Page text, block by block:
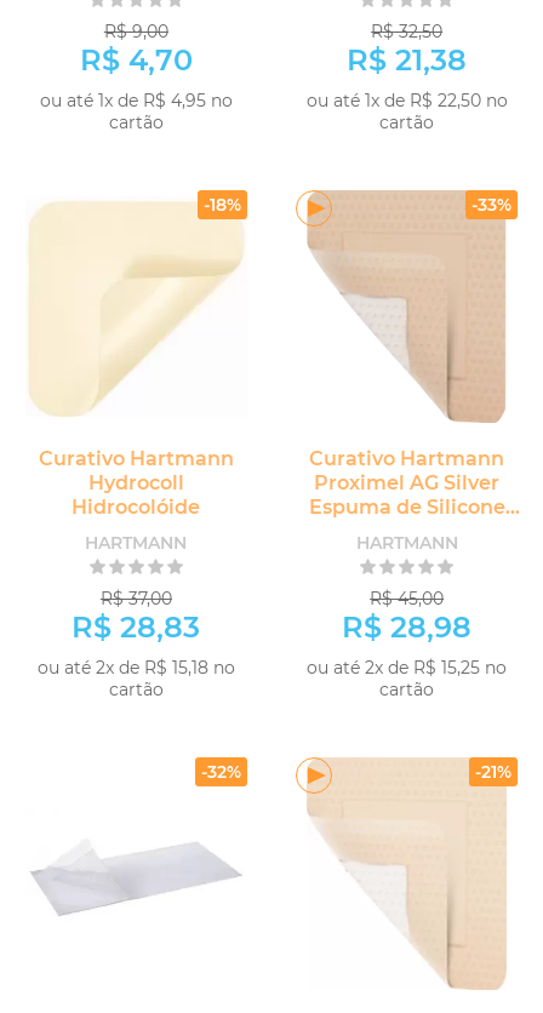
R$ 9,00
R$ 4,70
ou até 1x de R$ 4,95 no
cartão
R$ 32,50
R$ 21,38
ou até 1x de R$ 22,50 no
cartão
-18%
Curativo Hartmann
Hydrocoll
Hidrocolóide
HARTMANN
R$ 37,00
R$ 28,83
ou até 2x de R$ 15,18 no
cartão
-33%
Curativo Hartmann
Proximel AG Silver
Espuma de Silicone
com Prata e Borda
HARTMANN
R$ 45,00
R$ 28,98
ou até 2x de R$ 15,25 no
cartão
-32% -21%